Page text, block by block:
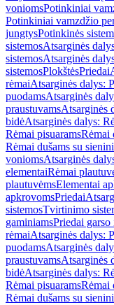
voniomsPotinkiniai
Potinkiniai vamzdžio
jungtysPotinkinės
sistemosAtsarginės
sistemosAtsarginės
sistemosPlokštėsPriedai
rėmaiAtsarginės dalys:
puodamsAtsarginės
praustuvamsAtsarginės
bidėAtsarginės dalys:
Rėmai pisuaramsRėmai
Rėmai dušams su
voniomsAtsarginės
elementaiRėmai
plautuvėmsElementai
apkrovomsPriedai
sistemosTvirtinimo
gaminiamsPriedai
rėmaiAtsarginės dalys:
puodamsAtsarginės
praustuvamsAtsarginės
bidėAtsarginės dalys:
Rėmai pisuaramsRėmai
Rėmai dušams su